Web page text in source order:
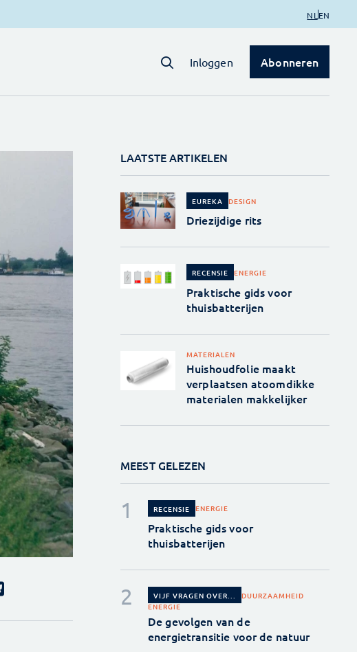
NL EN
Inloggen Abonneren
LAATSTE ARTIKELEN
EUREKA DESIGN
Driezijdige rits
RECENSIE ENERGIE
Praktische gids voor
thuisbatterijen
MATERIALEN
Huishoudfolie maakt
verplaatsen atoomdikke
materialen makkelijker
MEEST GELEZEN
RECENSIE ENERGIE
Praktische gids voor
thuisbatterijen
VIJF VRAGEN OVER...
DUURZAAMHEID
ENERGIE
De gevolgen van de
energietransitie voor de natuur